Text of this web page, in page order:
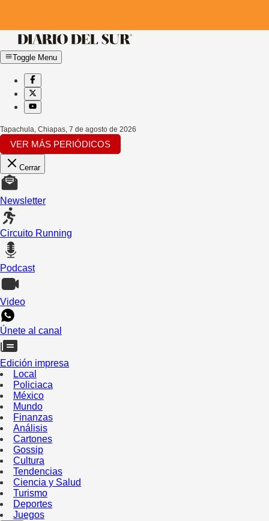
Toggle Menu
Tapachula, Chiapas, 7 de agosto de 2026
VER MÁS PERIÓDICOS
Cerrar
Newsletter
Circuito Running
Podcast
Video
Únete al canal
Edición impresa
Local
Policiaca
México
Mundo
Finanzas
Análisis
Cartones
Gossip
Cultura
Tendencias
Ciencia y Salud
Turismo
Deportes
Juegos